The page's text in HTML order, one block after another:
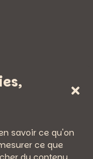
savoir ce qu'on
ce que